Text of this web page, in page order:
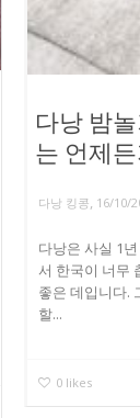
다낭 밤
는 언제
다낭 킹콩, 16/10/
다낭은 사실 1
서 한국이 너무
좋은 데입니다.
할...
0 likes